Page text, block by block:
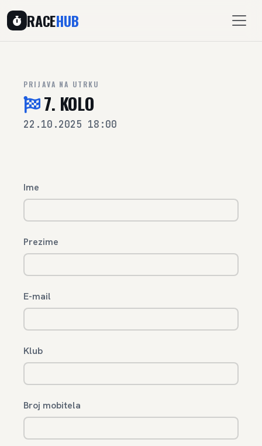
RACEHUB
PRIJAVA NA UTRKU
7. KOLO
22.10.2025 18:00
Ime
Prezime
E-mail
Klub
Broj mobitela